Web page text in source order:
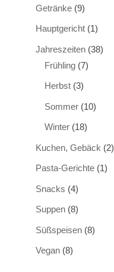
Getränke(9)
Hauptgericht(1)
Jahreszeiten(38)
Frühling(7)
Herbst(3)
Sommer(10)
Winter(18)
Kuchen, Gebäck (2)
Pasta-Gerichte(1)
Snacks (4)
Suppen(8)
Süßspeisen(8)
Vegan(8)